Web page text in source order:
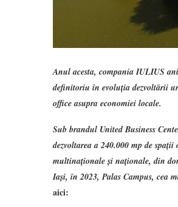
Anul acesta, compania IULIUS
definitoriu în evoluția dezvoltării
office asupra economiei locale.
Sub brandul United Business
dezvoltarea a 240.000 mp de
multinaționale și naționale, din
Iași, în 2023, Palas Campus, cea
aici: